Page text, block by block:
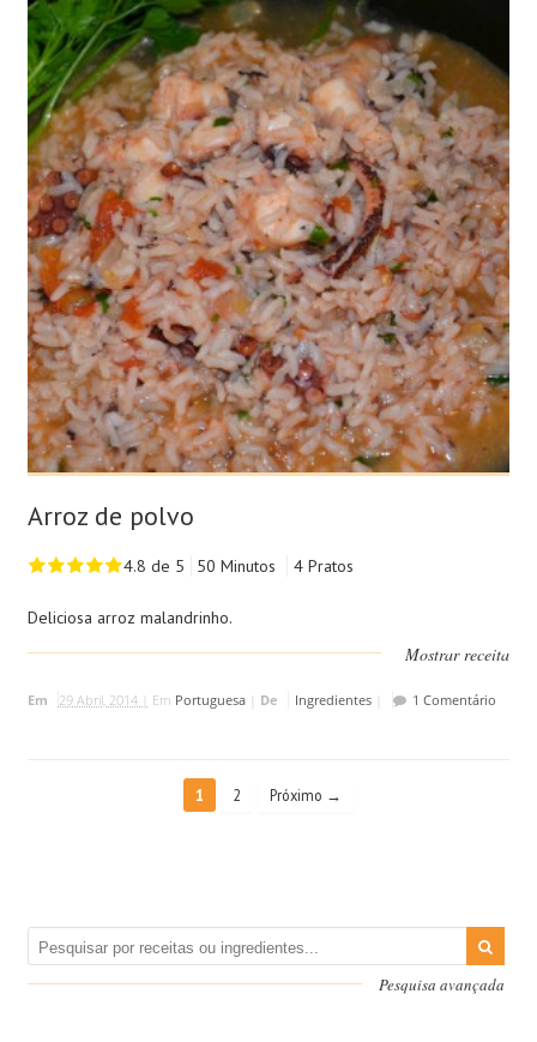
Arroz de polvo
4.8 de 5 50 Minutos 4 Pratos
Deliciosa arroz malandrinho.
Mostrar receita
Em 29 Abril, 2014 | Em Portuguesa| De Ingredientes| 1 Comentário
1 2 Próximo →
Pesquisa avançada